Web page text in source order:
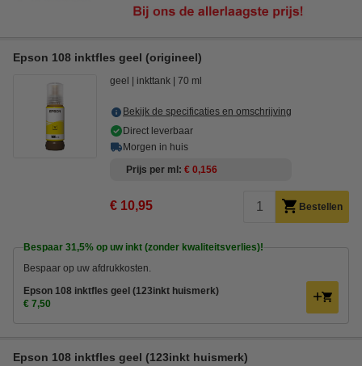
Epson 108 inktfles geel (origineel)
geel inkttank 70 ml
Bekijk de specificaties en omschrijving
Direct leverbaar
Morgen in huis
Prijs per ml
€ 0,156
€ 10,95 Bestellen
Bespaar 31,5% op uw inkt (zonder kwaliteitsverlies)!
Bespaar op uw afdrukkosten.
Epson 108 inktfles geel (123inkt huismerk)
€ 7,50
Epson 108 inktfles geel (123inkt huismerk)